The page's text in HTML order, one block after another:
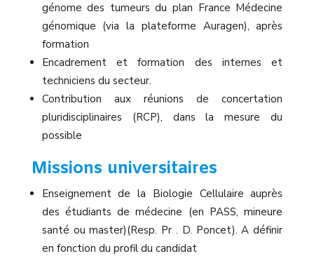
génome des tumeurs du plan France Médecine
génomique (via la plateforme Auragen), après
formation
Encadrement et formation des internes et
techniciens du secteur.
Contribution aux réunions de concertation
pluridisciplinaires (RCP), dans la mesure du
possible
Missions universitaires
Enseignement de la Biologie Cellulaire auprès
des étudiants de médecine (en PASS, mineure
santé ou master)(Resp. Pr . D. Poncet). A définir
en fonction du profil du candidat